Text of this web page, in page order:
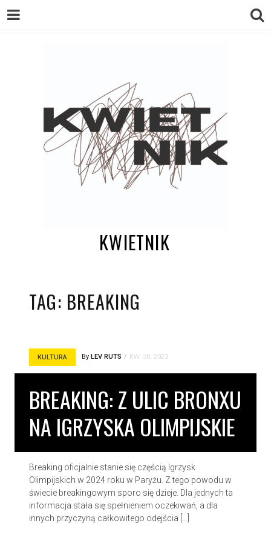
KWIETNIK
TAG: BREAKING
KULTURA By LEV RUTS KW. 30, 2023
BREAKING: Z ULIC BRONXU
NA IGRZYSKA OLIMPIJSKIE
Breaking oficjalnie stanie się częścią Igrzysk
Olimpijskich w 2024 roku w Paryżu. Z tego powodu w
świecie breakingowym sporo się dzieje. Dla jednych ta
informacja stała się spełnieniem oczekiwań, a dla
innych przyczyną całkowitego odejścia […]